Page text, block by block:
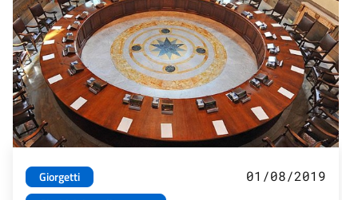
Giorgetti
01/08/2019